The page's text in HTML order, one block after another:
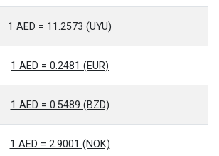
1 AED = 11.2573 (UYU)
1 AED = 0.2481 (EUR)
1 AED = 0.5489 (BZD)
1 AED = 2.9001 (NOK)